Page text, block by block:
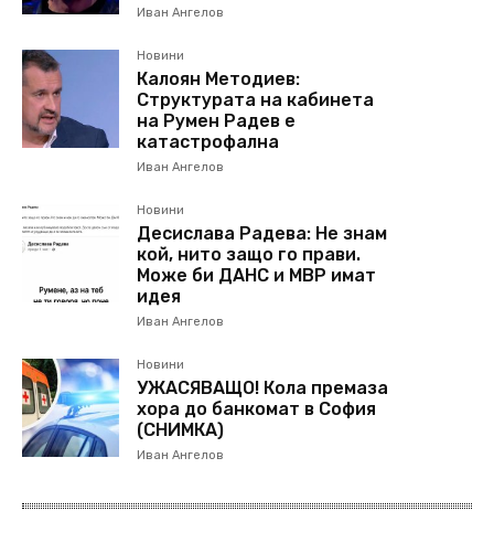
Иван Ангелов
Новини
Калоян Методиев:
Структурата на кабинета
на Румен Радев е
катастрофална
Иван Ангелов
Новини
Десислава Радева: Не знам
кой, нито защо го прави.
Може би ДАНС и МВР имат
идея
Иван Ангелов
Новини
УЖАСЯВАЩО! Кола премаза
хора до банкомат в София
(СНИМКА)
Иван Ангелов